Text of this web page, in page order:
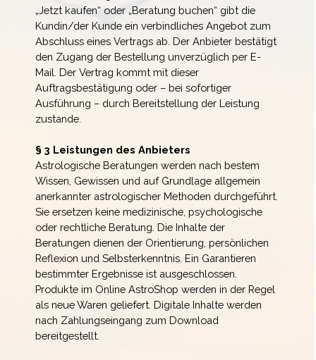
„Jetzt kaufen“ oder „Beratung buchen“ gibt die
Kundin/der Kunde ein verbindliches Angebot zum
Abschluss eines Vertrags ab. Der Anbieter bestätigt
den Zugang der Bestellung unverzüglich per E-
Mail. Der Vertrag kommt mit dieser
Auftragsbestätigung oder – bei sofortiger
Ausführung – durch Bereitstellung der Leistung
zustande.
§ 3 Leistungen des Anbieters
Astrologische Beratungen werden nach bestem
Wissen, Gewissen und auf Grundlage allgemein
anerkannter astrologischer Methoden durchgeführt.
Sie ersetzen keine medizinische, psychologische
oder rechtliche Beratung. Die Inhalte der
Beratungen dienen der Orientierung, persönlichen
Reflexion und Selbsterkenntnis. Ein Garantieren
bestimmter Ergebnisse ist ausgeschlossen.
Produkte im Online AstroShop werden in der Regel
als neue Waren geliefert. Digitale Inhalte werden
nach Zahlungseingang zum Download
bereitgestellt.